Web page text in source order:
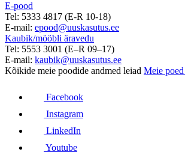
E-pood
Tel: 5333 4817 (E-R 10-18)
E-mail: epood@uuskasutus.ee
Kaubik/mööbli äravedu
Tel: 5553 3001 (E–R 09–17)
E-mail: kaubik@uuskasutus.ee
Kõikide meie poodide andmed leiad Meie
Facebook
Instagram
LinkedIn
Youtube